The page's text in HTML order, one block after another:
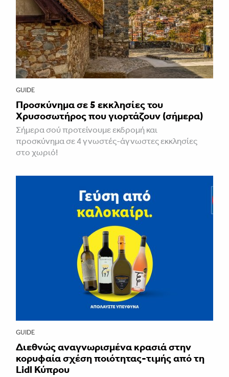
GUIDE
Προσκύνημα σε 5 εκκλησίες του
Χρυσοσωτήρος που γιορτάζουν (σήμερα)
Σήμερα σού προτείνουμε εκδρομή και
προσκύνημα σε 4 γνωστές-άγνωστες εκκλησίες
στο χωριό!
GUIDE
Διεθνώς αναγνωρισμένα κρασιά στην
κορυφαία σχέση ποιότητας-τιμής από τη
Lidl Κύπρου